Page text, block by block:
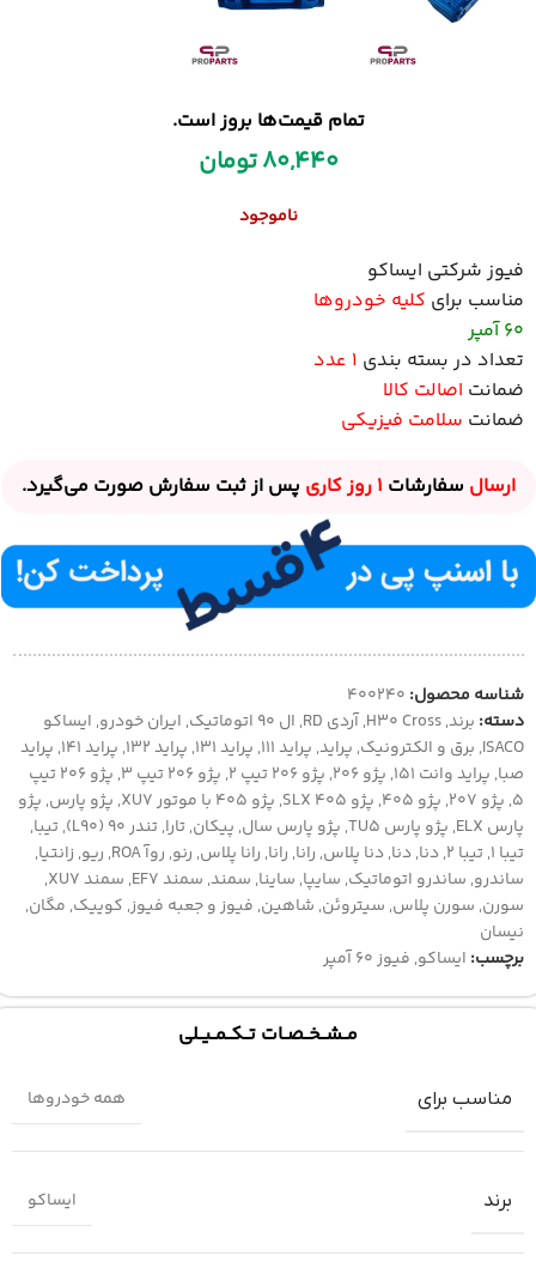
تمام قیمت‌ها بروز است.
80,440تومان
ناموجود
فیوز شرکتی ایساکو
مناسب برای کلیه خودروها
60 آمپر
تعداد در بسته بندی 1 عدد
ضمانت اصالت کالا
ضمانت سلامت فیزیکی
ارسال سفارشات 1 روز کاری پس از ثبت سفارش صورت می‌گیرد.
شناسه محصول: 400240
دسته: برند,
H30 Cross
,آردی RD , ال 90 اتوماتیک , ایران خودرو, ایساکو
ISACO
, برق و الکترونیک, پراید, پراید ۱۱۱ , پراید ۱۳۱ , پراید ۱۳۲ , پراید ۱۴۱ , پراید
صبا, پراید وانت 151 , پژو 206 , پژو 206 تیپ 2 , پژو 206 تیپ 3 ,
پژو 206 تیپ
5
, پژو 207 , پژو 405 , پژو 405 SLX , پژو 405 با موتور XU7 , پژو پارس, پژو
پارس ELX
, پژو پارس TU5 , پژو پارس سال, پیکان,تارا,تندر 90 (L90) ,تیبا,
تیبا 1 ,تیبا 2 ,دنا,دنا,دنا پلاس, رانا, رانا, رانا پلاس, رنو, روآ ROA , ریو, زانتیا,
ساندرو, ساندرو اتوماتیک, سایپا, ساینا, سمند, سمند EF7 , سمند XU7
,
سورن, سورن پلاس, سیتروئن, شاهین, فیوز و جعبه فیوز, کوییک, مگان,
نیسان
برچسب: ایساکو, فیوز 60 آمپر
مــشــخــصــات تــکــمــیــلی
مناسب برای همه خودرو‌ها
برند ایساکو